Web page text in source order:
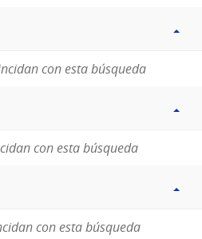
con esta búsqueda
con esta búsqueda
con esta búsqueda